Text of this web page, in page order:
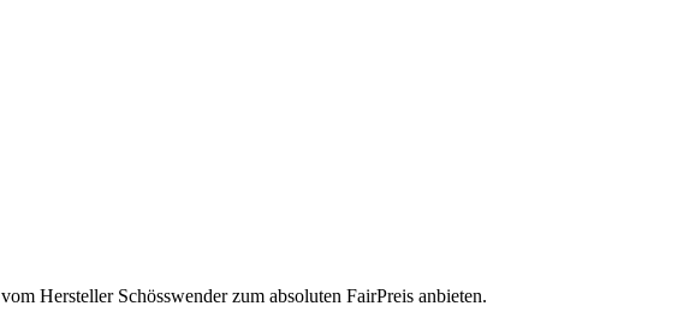
vom Hersteller Schösswender zum absoluten FairPreis anbieten.